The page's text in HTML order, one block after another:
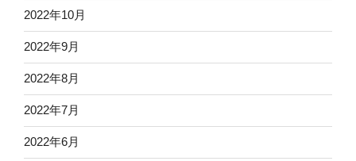
2022年10月
2022年9月
2022年8月
2022年7月
2022年6月